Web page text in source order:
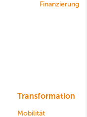
Finanzierung
Transformation
Mobilität